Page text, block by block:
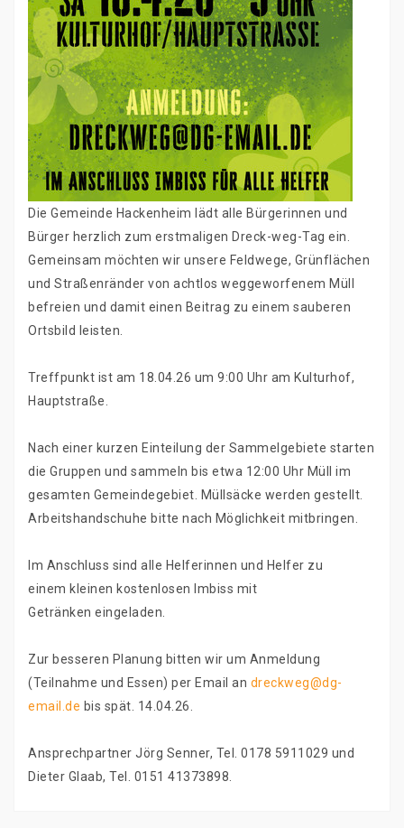
Die Gemeinde Hackenheim lädt alle Bürgerinnen und
Bürger herzlich zum erstmaligen Dreck-weg-Tag ein.
Gemeinsam möchten wir unsere Feldwege, Grünflächen
und Straßenränder von achtlos weggeworfenem Müll
befreien und damit einen Beitrag zu einem sauberen
Ortsbild leisten.
Treffpunkt ist am 18.04.26 um 9:00 Uhr am Kulturhof,
Hauptstraße.
Nach einer kurzen Einteilung der Sammelgebiete starten
die Gruppen und sammeln bis etwa 12:00 Uhr Müll im
gesamten Gemeindegebiet. Müllsäcke werden gestellt.
Arbeitshandschuhe bitte nach Möglichkeit mitbringen.
Im Anschluss sind alle Helferinnen und Helfer zu
einem kleinen kostenlosen Imbiss mit
Getränken eingeladen.
Zur besseren Planung bitten wir um Anmeldung
(Teilnahme und Essen) per Email an dreckweg@dg-
email.de bis spät. 14.04.26.
Ansprechpartner Jörg Senner, Tel. 0178 5911029 und
Dieter Glaab, Tel. 0151 41373898.